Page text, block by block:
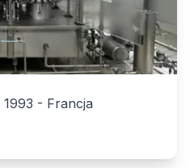
1993 - Francja